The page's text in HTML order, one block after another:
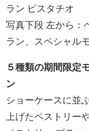
ラン ピスタチオ
写真下段 左から：
ラン、スペシャル
５種類の期間限定
ン
ショーケースに並
上げたペストリー